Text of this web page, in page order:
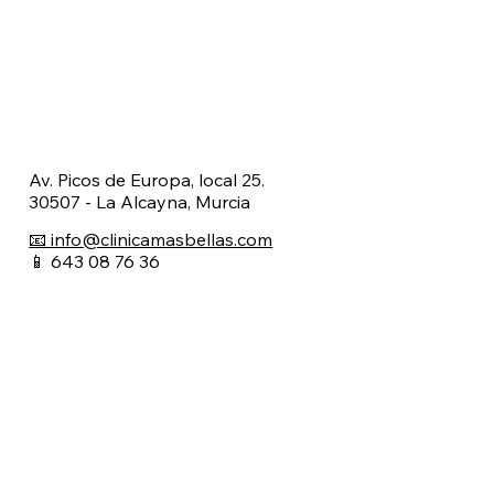
Av. Picos de Europa, local 25.
30507 - La Alcayna, Murcia
📧 info@clinicamasbellas.com
📱 643 08 76 36